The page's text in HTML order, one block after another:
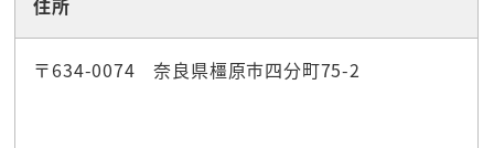
住所
〒634-0074 奈良県橿原市四分町75-2